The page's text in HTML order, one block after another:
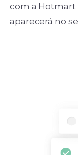
com a Hotmart
aparecerá no